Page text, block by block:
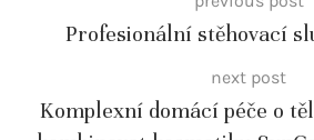
Profesionální stěhovací
next post
Komplexní domácí péče o